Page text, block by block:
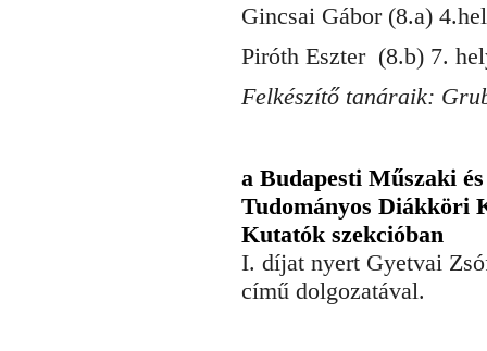
Gincsai Gábor (8.a)
Piróth Eszter (8.b) 7.
Felkészítő tanáraik:
a Budapesti Műszaki
Tudományos Diákköri
Kutatók szekcióban
I. díjat nyert Gyetvai
című dolgozatával.